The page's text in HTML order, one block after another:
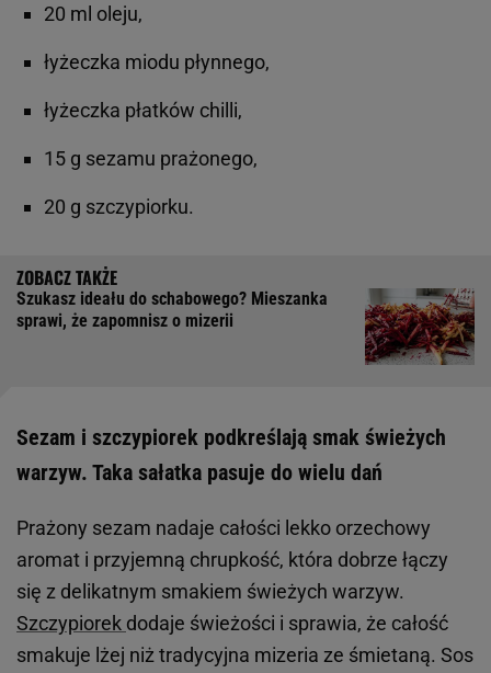
20 ml oleju,
łyżeczka miodu płynnego,
łyżeczka płatków chilli,
15 g sezamu prażonego,
20 g szczypiorku.
Szukasz ideału do schabowego? Mieszanka
sprawi, że zapomnisz o mizerii
Sezam i szczypiorek podkreślają smak świeżych
warzyw. Taka sałatka pasuje do wielu dań
Prażony sezam nadaje całości lekko orzechowy
aromat i przyjemną chrupkość, która dobrze łączy
się z delikatnym smakiem świeżych warzyw.
Szczypiorek dodaje świeżości i sprawia, że całość
smakuje lżej niż tradycyjna mizeria ze śmietaną. Sos